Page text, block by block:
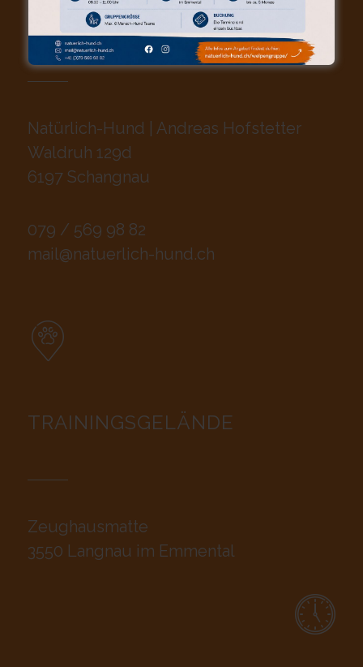
KONTAKT (POSTANSCHRIFT)
Natürlich-Hund | Andreas Hofstetter
Waldruh 129d
6197 Schangnau
079 / 569 98 82
mail@natuerlich-hund.ch
TRAININGSGELÄNDE
Zeughausmatte
3550 Langnau im Emmental